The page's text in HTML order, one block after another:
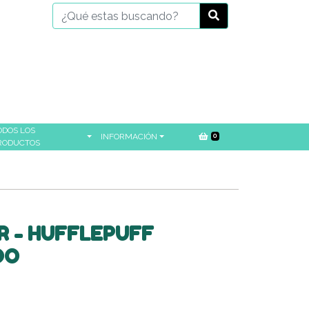
LOS
INFORMACIÓN 0
- HUFFLEPUFF